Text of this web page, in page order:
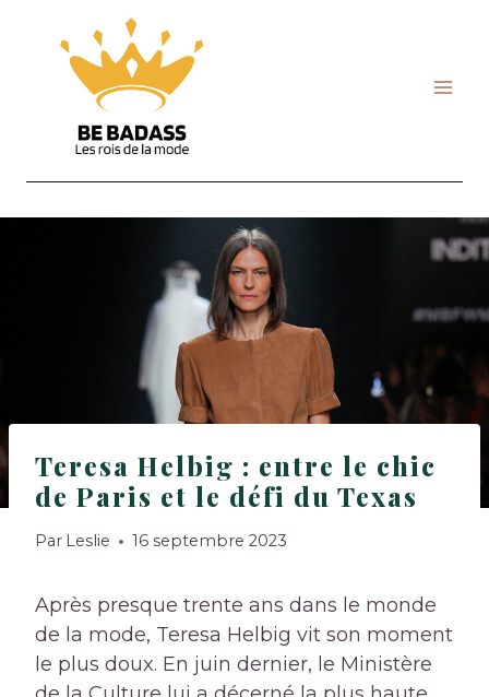
content
Teresa Helbig : entre le chic
de Paris et le défi du Texas
Par Leslie 16 septembre 2023
Après presque trente ans dans le monde
de la mode, Teresa Helbig vit son moment
le plus doux. En juin dernier, le Ministère